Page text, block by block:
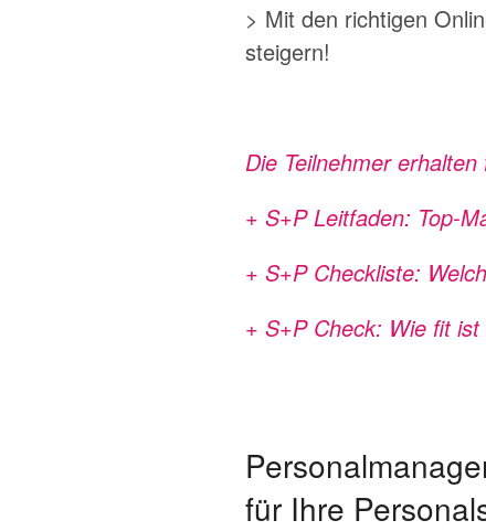
> Mit den richtigen
steigern!
Die Teilnehmer
+ S+P Leitfaden: Top-
+ S+P Checkliste:
+ S+P Check: Wie fit
für Ihre